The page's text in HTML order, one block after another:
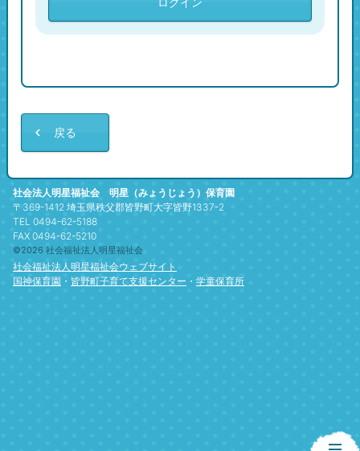
戻る
社会法人明星福祉会 明星（みょうじょう）保育園
〒369-1412 埼玉県秩父郡皆野町大字皆野1337-2
TEL 0494-62-5188
FAX 0494-62-5210
©2026 社会福祉法人明星福祉会
社会福祉法人明星福祉会ウェブサイト
国神保育園 ・ 皆野町子育て支援センター ・ 学童保育所